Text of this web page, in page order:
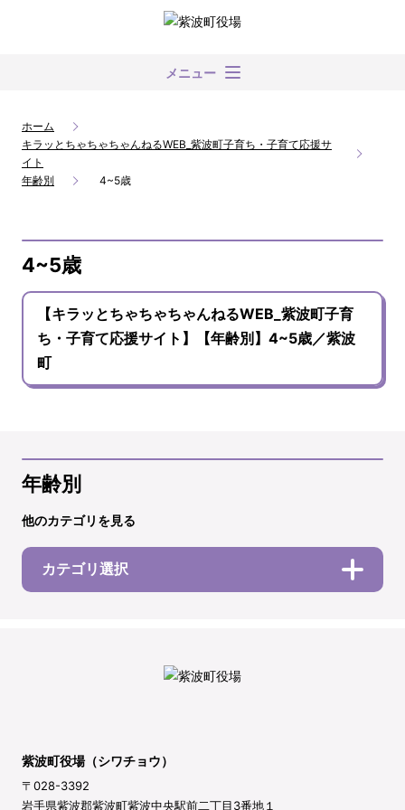
メニュー
ホーム
キラッとちゃちゃちゃんねるWEB_紫波町子育ち・子育て応援サ
イト
年齢別
4~5歳
4~5歳
【キラッとちゃちゃちゃんねるWEB_紫波町子育
ち・子育て応援サイト】【年齢別】4~5歳／紫波
町
年齢別
他のカテゴリを見る
カテゴリ選択
紫波町役場（シワチョウ）
〒028-3392
岩手県紫波郡紫波町紫波中央駅前二丁目3番地１